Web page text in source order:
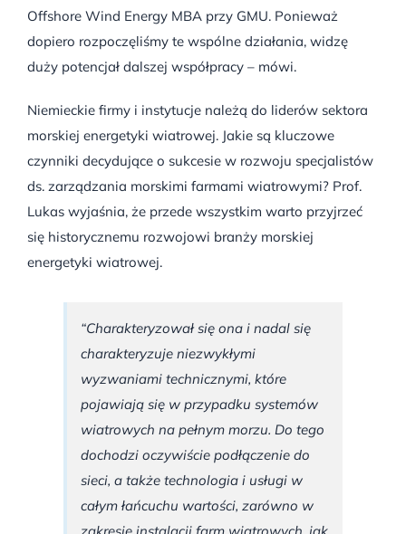
Offshore Wind Energy MBA przy GMU. Ponieważ
dopiero rozpoczęliśmy te wspólne działania, widzę
duży potencjał dalszej współpracy – mówi.
Niemieckie firmy i instytucje należą do liderów sektora
morskiej energetyki wiatrowej. Jakie są kluczowe
czynniki decydujące o sukcesie w rozwoju specjalistów
ds. zarządzania morskimi farmami wiatrowymi? Prof.
Lukas wyjaśnia, że przede wszystkim warto przyjrzeć
się historycznemu rozwojowi branży morskiej
energetyki wiatrowej.
“Charakteryzował się ona i nadal się
charakteryzuje niezwykłymi
wyzwaniami technicznymi, które
pojawiają się w przypadku systemów
wiatrowych na pełnym morzu. Do tego
dochodzi oczywiście podłączenie do
sieci, a także technologia i usługi w
całym łańcuchu wartości, zarówno w